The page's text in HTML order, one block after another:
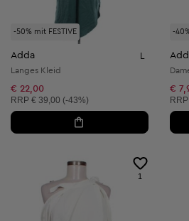
-50% mit FESTIVE
Adda L
Langes Kleid
€ 22,00
Unverbindliche Preisempfehlung:
RRP € 39,00 (-43%)
-
€
RRP
1